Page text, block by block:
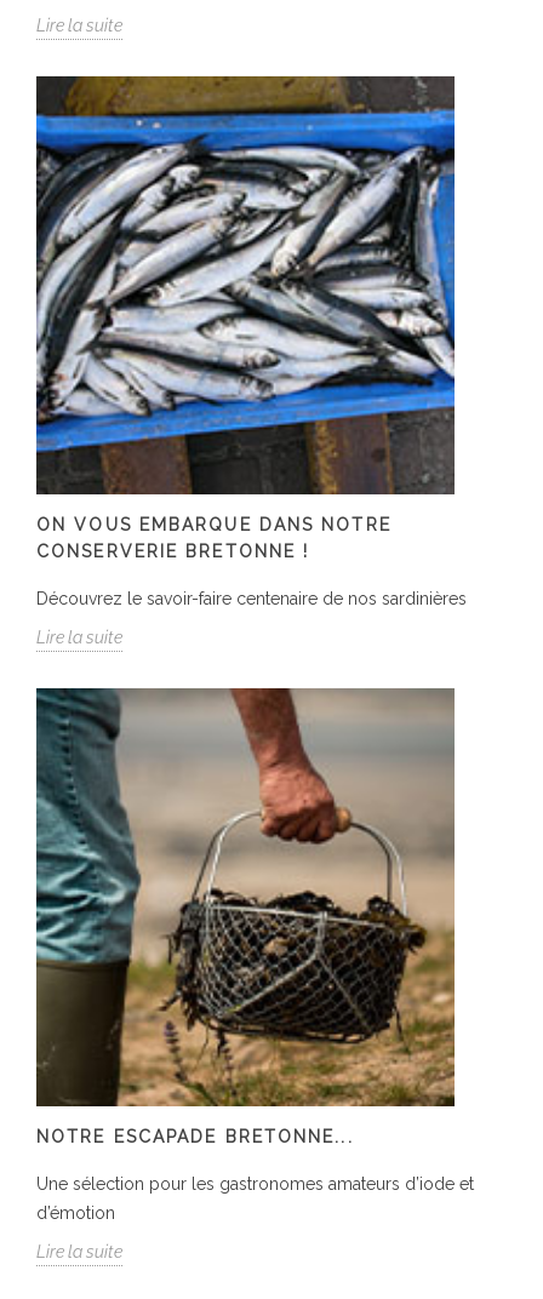
Lire la suite
ON VOUS EMBARQUE DANS NOTRE
CONSERVERIE BRETONNE !
Découvrez le savoir-faire centenaire de nos sardinières
Lire la suite
NOTRE ESCAPADE BRETONNE...
Une sélection pour les gastronomes amateurs d’iode et
d’émotion
Lire la suite